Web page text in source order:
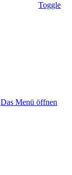
Toggle
Das Menü öffnen